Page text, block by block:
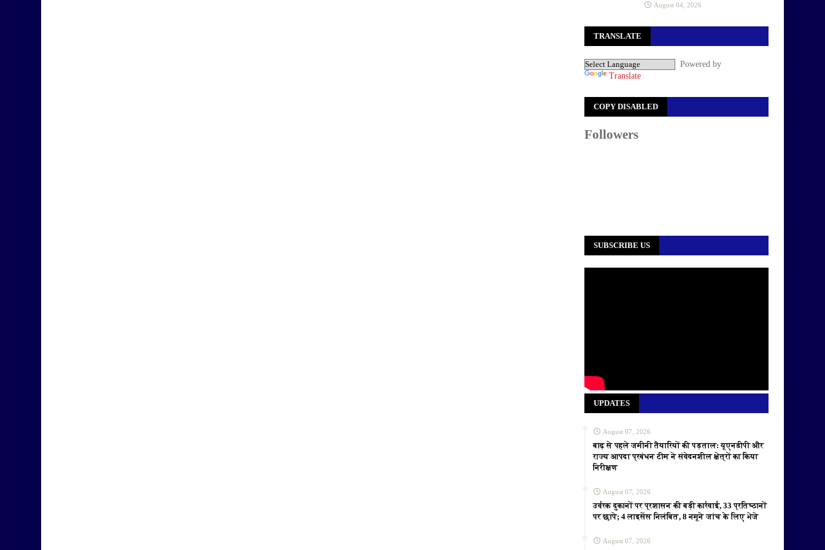
August 04, 2026
TRANSLATE
Powered by
Translate
COPY DISABLED
Followers
SUBSCRIBE US
UPDATES
August 07, 2026
बाढ़ से पहले जमीनी तैयारियों की पड़ताल: यूएनडीपी और
राज्य आपदा प्रबंधन टीम ने संवेदनशील क्षेत्रों का किया
निरीक्षण
August 07, 2026
उर्वरक दुकानों पर प्रशासन की बड़ी कार्रवाई, 33 प्रतिष्ठानों
पर छापे; 4 लाइसेंस निलंबित, 8 नमूने जांच के लिए भेजे
August 07, 2026